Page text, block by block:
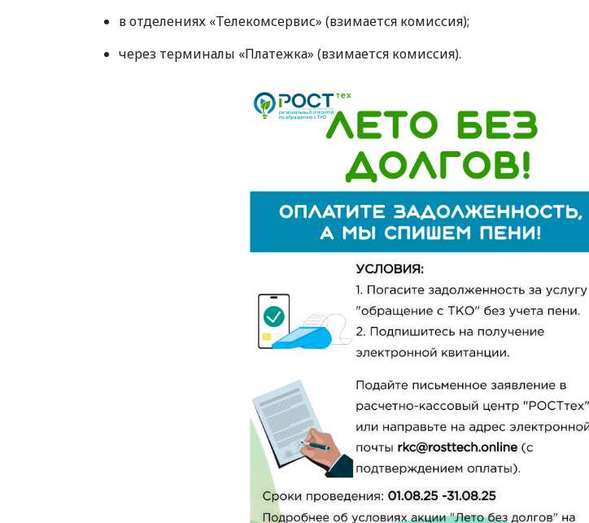
в отделениях «Телекомсервис» (взимается комиссия);
через терминалы «Платежка» (взимается комиссия).